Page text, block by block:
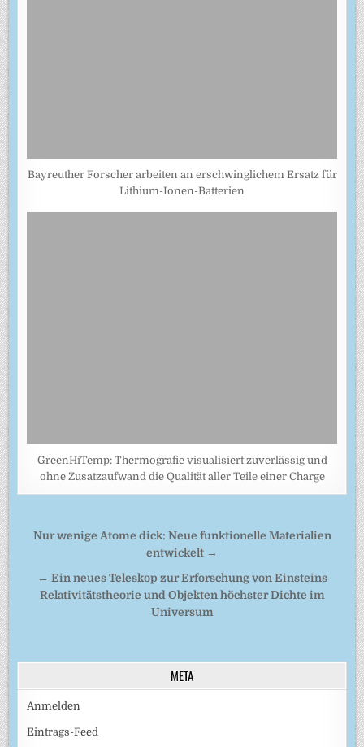
Bayreuther Forscher arbeiten an erschwinglichem Ersatz für
Lithium-Ionen-Batterien
GreenHiTemp: Thermografie visualisiert zuverlässig und
ohne Zusatzaufwand die Qualität aller Teile einer Charge
Beitragsnavigation
Nur wenige Atome dick: Neue funktionelle Materialien
entwickelt →
← Ein neues Teleskop zur Erforschung von Einsteins
Relativitätstheorie und Objekten höchster Dichte im
Universum
META
Anmelden
Eintrags-Feed